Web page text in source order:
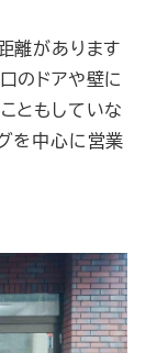
離があります
のドアや壁に
ともしていな
を中心に営業